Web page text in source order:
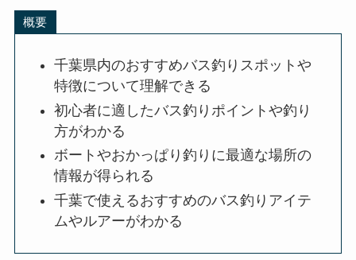
概要
千葉県内のおすすめバス釣りスポットや
特徴について理解できる
初心者に適したバス釣りポイントや釣り
方がわかる
ボートやおかっぱり釣りに最適な場所の
情報が得られる
千葉で使えるおすすめのバス釣りアイテ
ムやルアーがわかる